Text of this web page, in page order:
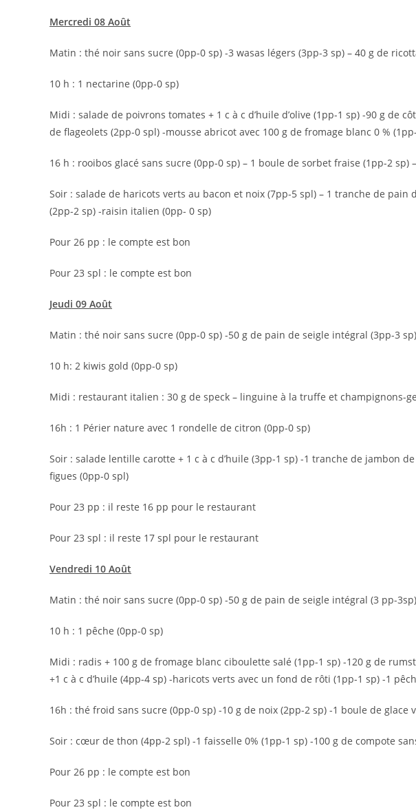
Mercredi 08 Août
Matin : thé noir sans sucre (0pp-0 sp) -3 wasas légers (3pp-3 sp) – 40 g de
10 h : 1 nectarine (0pp-0 sp)
Midi : salade de poivrons tomates + 1 c à c d’huile d’olive (1pp-1 sp) -90 g de
de flageolets (2pp-0 spl) -mousse abricot avec 100 g de fromage blanc 0 %
16 h : rooibos glacé sans sucre (0pp-0 sp) – 1 boule de sorbet fraise (1pp-2 sp) –
Soir : salade de haricots verts au bacon et noix (7pp-5 spl) – 1 tranche de pain
(2pp-2 sp) -raisin italien (0pp- 0 sp)
Pour 26 pp : le compte est bon
Pour 23 spl : le compte est bon
Jeudi 09 Août
Matin : thé noir sans sucre (0pp-0 sp) -50 g de pain de seigle intégral (3pp-3
10 h: 2 kiwis gold (0pp-0 sp)
Midi : restaurant italien : 30 g de speck – linguine à la truffe et champignons-
16h : 1 Périer nature avec 1 rondelle de citron (0pp-0 sp)
Soir : salade lentille carotte + 1 c à c d’huile (3pp-1 sp) -1 tranche de jambon
figues (0pp-0 spl)
Pour 23 pp : il reste 16 pp pour le restaurant
Pour 23 spl : il reste 17 spl pour le restaurant
Vendredi 10 Août
Matin : thé noir sans sucre (0pp-0 sp) -50 g de pain de seigle intégral (3 pp-
10 h : 1 pêche (0pp-0 sp)
Midi : radis + 100 g de fromage blanc ciboulette salé (1pp-1 sp) -120 g de
+1 c à c d’huile (4pp-4 sp) -haricots verts avec un fond de rôti (1pp-1 sp) -1
16h : thé froid sans sucre (0pp-0 sp) -10 g de noix (2pp-2 sp) -1 boule de glace
Soir : cœur de thon (4pp-2 spl) -1 faisselle 0% (1pp-1 sp) -100 g de compote
Pour 26 pp : le compte est bon
Pour 23 spl : le compte est bon